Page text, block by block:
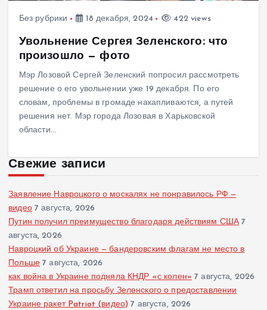
Без рубрики 18 декабря, 2024 422 views
Увольнение Сергея Зеленского: что
произошло — фото
Мэр Лозовой Сергей Зеленский попросил рассмотреть
решение о его увольнении уже 19 декабря. По его
словам, проблемы в громаде накапливаются, а путей
решения нет. Мэр города Лозовая в Харьковской
области…
Свежие записи
Заявление Навроцкого о москалях не понравилось РФ —
видео 7 августа, 2026
Путин получил преимущество благодаря действиям США 7
августа, 2026
Навроцкий об Украине — бандеровским флагам не место в
Польше 7 августа, 2026
как война в Украине подняла КНДР «с колен» 7 августа, 2026
Трамп ответил на просьбу Зеленского о предоставлении
Украине ракет Patriot (видео) 7 августа, 2026